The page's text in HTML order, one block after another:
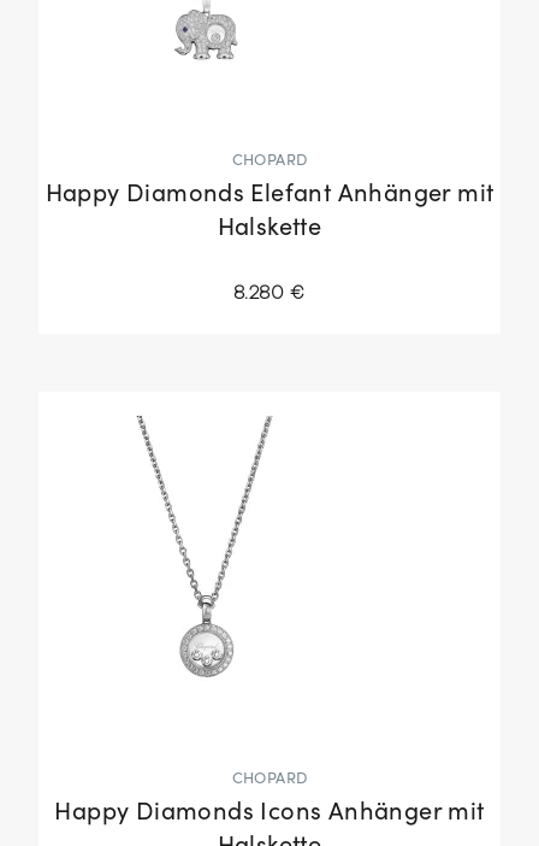
CHOPARD
Happy Diamonds Elefant Anhänger mit
Halskette
8.280 €
CHOPARD
Happy Diamonds Icons Anhänger mit